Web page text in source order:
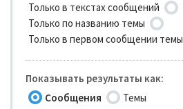
Только в текстах сообщений
Только по названию темы
Только в первом сообщении темы
Показывать результаты как:
Сообщения
Темы